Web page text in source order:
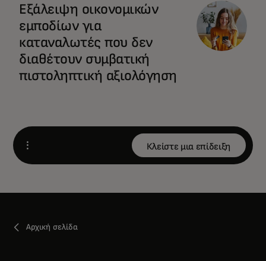
Εξάλειψη οικονομικών
εμποδίων για
καταναλωτές που δεν
διαθέτουν συμβατική
πιστοληπτική αξιολόγηση
opens in a new tab
Open
Κλείστε μια επίδειξη
Αρχική σελίδα